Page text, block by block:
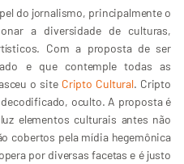
do jornalismo, principalmente o
a diversidade de culturas,
Com a proposta de ser
e que contemple todas as
o site Cripto Cultural. Cripto
oculto. A proposta é
elementos culturais antes não
cobertos pela mídia hegemônica
por diversas facetas e é justo